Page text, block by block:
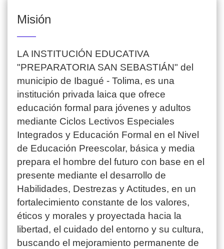
Misión
LA INSTITUCIÓN EDUCATIVA
"PREPARATORIA SAN SEBASTIÁN" del
municipio de Ibagué - Tolima, es una
institución privada laica que ofrece
educación formal para jóvenes y adultos
mediante Ciclos Lectivos Especiales
Integrados y Educación Formal en el Nivel
de Educación Preescolar, básica y media
prepara el hombre del futuro con base en el
presente mediante el desarrollo de
Habilidades, Destrezas y Actitudes, en un
fortalecimiento constante de los valores,
éticos y morales y proyectada hacia la
libertad, el cuidado del entorno y su cultura,
buscando el mejoramiento permanente de